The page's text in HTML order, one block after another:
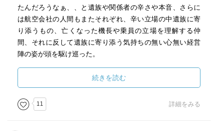
たんだろうなぁ、、と遺族や関係者の辛さや本音、さらに
は航空会社の人間もまたそれぞれ、辛い立場の中遺族に寄
り添うもの、亡くなった機長や乗員の立場を理解する仲
間、それに反して遺族に寄り添う気持ちの無い心無い経営
陣の姿が頭を駆け巡った。
腐った航空会社にまさかの救世主現る！国見会長の人柄、
存在にはほんと我が事のように嬉しくて恩地の立場を考え
ると救われる思いだった。それでも腐りきり過ぎた会社、
続きを読む
11 詳細をみる